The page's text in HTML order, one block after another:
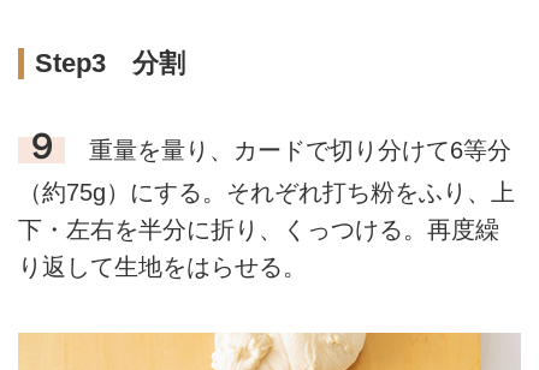
Step3 分割
９
重量を量り、カードで切り分けて6等分
（約75g）にする。それぞれ打ち粉をふり、上
下・左右を半分に折り、くっつける。再度繰
り返して生地をはらせる。